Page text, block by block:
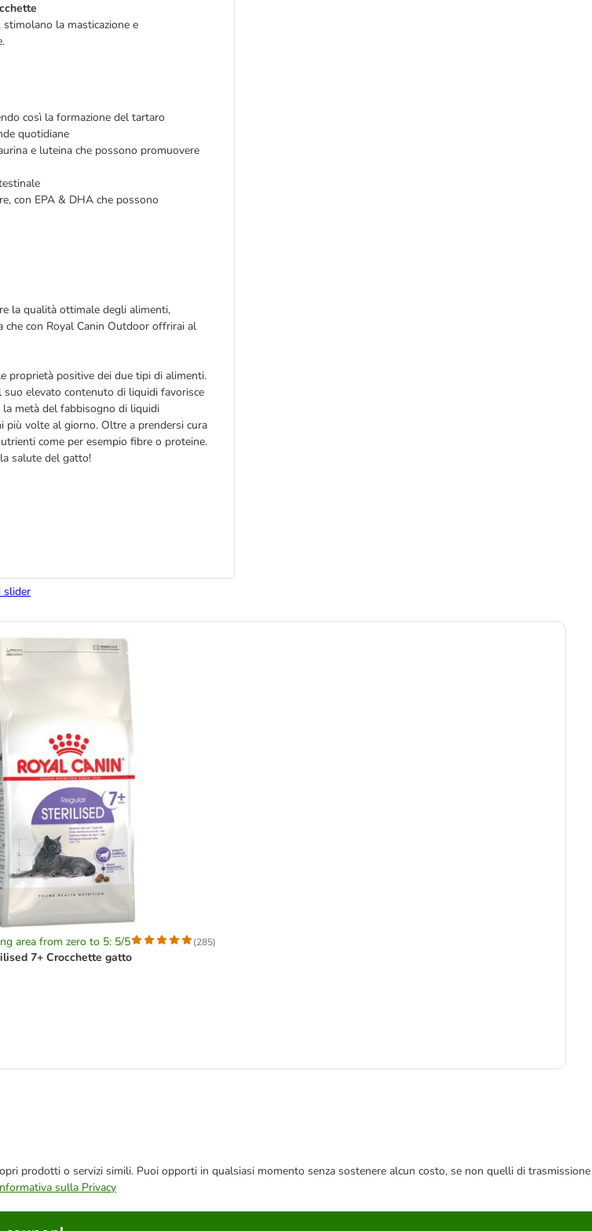
la masticazione e
così la formazione del tartaro
quotidiane
e luteina che possono promuovere
con EPA & DHA che possono
la qualità ottimale degli alimenti,
con Royal Canin Outdoor offrirai al
proprietà positive dei due tipi di alimenti.
elevato contenuto di liquidi favorisce
metà del fabbisogno di liquidi
più volte al giorno. Oltre a prendersi cura
come per esempio fibre o proteine.
salute del gatto!
slider
area from zero to 5: 5/5 (285)
7+ Crocchette gatto
prodotti o servizi simili. Puoi opporti in qualsiasi momento senza sostenere alcun costo, se non quelli di trasmissione
sulla Privacy